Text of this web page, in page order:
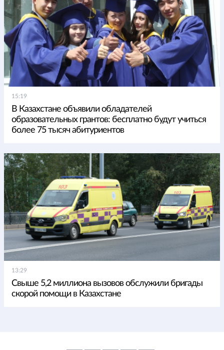
15:19
В Казахстане объявили обладателей
образовательных грантов: бесплатно будут учиться
более 75 тысяч абитуриентов
13:29
Свыше 5,2 миллиона вызовов обслужили бригады
скорой помощи в Казахстане